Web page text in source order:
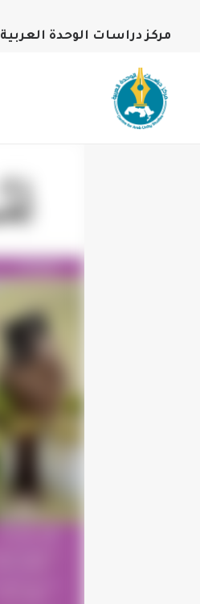
مركز دراسات الوحدة العربية